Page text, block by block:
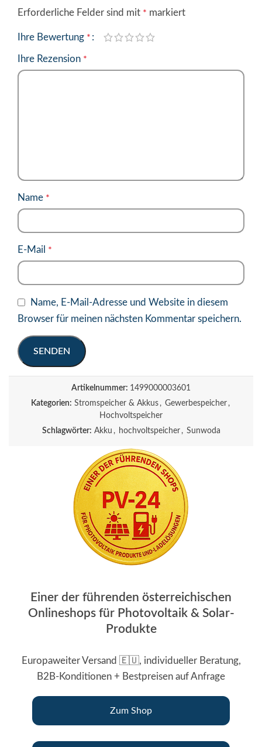
Erforderliche Felder sind mit * markiert
Ihre Bewertung *
Ihre Rezension *
Name *
E-Mail *
Name, E-Mail-Adresse und Website in diesem
Browser für meinen nächsten Kommentar speichern.
Artikelnummer: 1499000003601
Kategorien: Stromspeicher & Akkus , Gewerbespeicher ,
Hochvoltspeicher
Schlagwörter: Akku , hochvoltspeicher , Sunwoda
Einer der führenden österreichischen
Onlineshops für Photovoltaik & Solar-
Produkte
Europaweiter Versand 🇪🇺, individueller Beratung,
B2B-Konditionen + Bestpreisen auf Anfrage
Zum Shop